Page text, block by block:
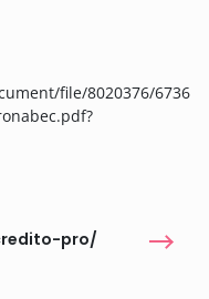
file/8020376/6736
pro/